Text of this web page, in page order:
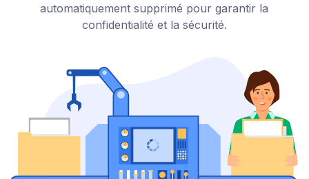
automatiquement supprimé pour garantir la
confidentialité et la sécurité.